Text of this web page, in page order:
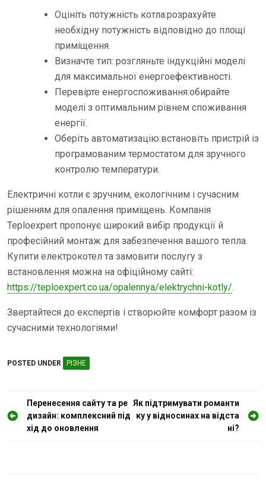
Оцініть потужність котла:розрахуйте
необхідну потужність відповідно до площі
приміщення.
Визначте тип: розгляньте індукційні моделі
для максимальної енергоефективності.
Перевірте енергоспоживання:обирайте
моделі з оптимальним рівнем споживання
енергії.
Оберіть автоматизацію:встановіть пристрій із
програмованим термостатом для зручного
контролю температури.
Електричні котли є зручним, екологічним і сучасним
рішенням для опалення приміщень. Компанія
Teploexpert пропонує широкий вибір продукції й
професійний монтаж для забезпечення вашого тепла.
Купити електрокотел та замовити послугу з
встановлення можна на офіційному сайті:
https://teploexpert.co.ua/opalennya/elektrychni-kotly/.
Звертайтеся до експертів і створюйте комфорт разом із
сучасними технологіями!
POSTED UNDER РІЗНЕ
Н
а
Перенесення сайту та ре
дизайн: комплексний під
хід до оновлення
Як підтримувати романти
ку у відносинах на вiдста
нi?